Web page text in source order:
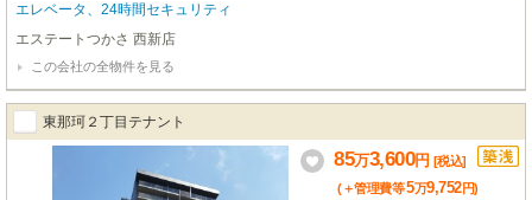
エレベータ、24時間セキュリティ
エステートつかさ 西新店
この会社の全物件を見る
東那珂２丁目テナント
85万3,600円 [税込]
(＋管理費等5万9,752円)